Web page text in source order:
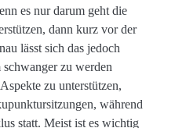
es nur darum geht die
dann kurz vor der
lässt sich das jedoch
zu werden
zu unterstützen,
während
statt. Meist ist es wichtig